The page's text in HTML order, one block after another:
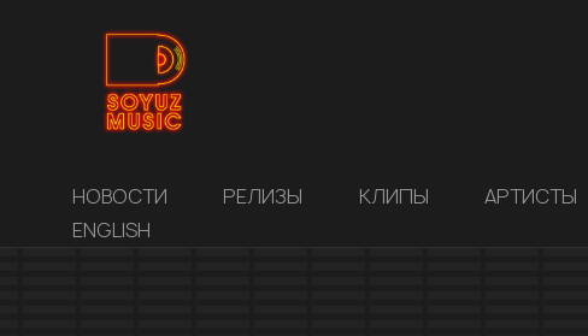
НОВОСТИ РЕЛИЗЫ КЛИПЫ АРТИСТЫ
ENGLISH